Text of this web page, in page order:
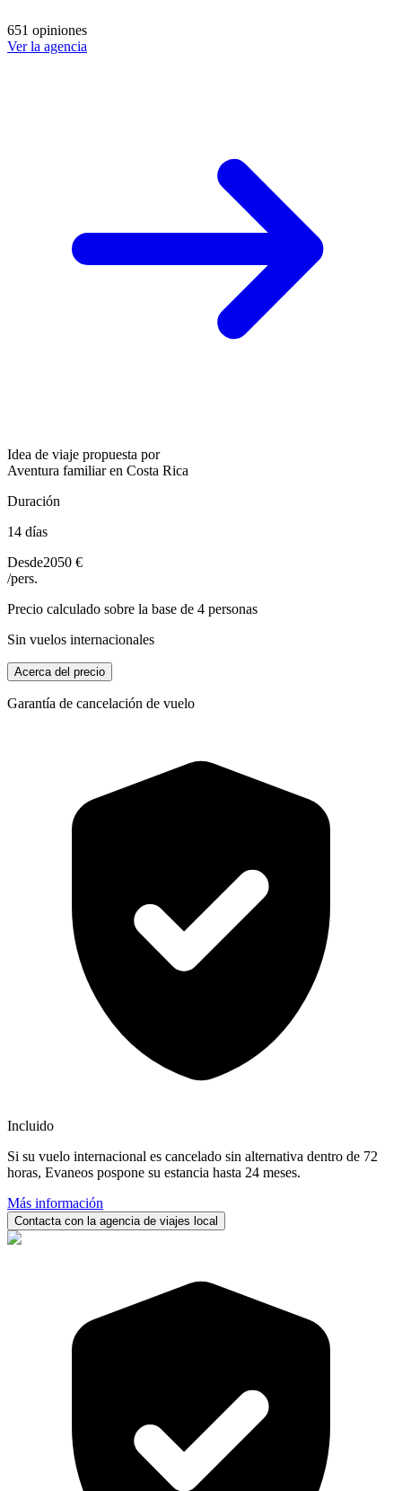
651 opiniones
Ver la agencia
Idea de viaje propuesta por
Aventura familiar en Costa Rica
Duración
14 días
Desde2050 €
/pers.
Precio calculado sobre la base de 4 personas
Sin vuelos internacionales
Acerca del precio
Garantía de cancelación de vuelo
Incluido
Si su vuelo internacional es cancelado sin alternativa dentro de 72
horas, Evaneos pospone su estancia hasta 24 meses.
Más información
Contacta con la agencia de viajes local